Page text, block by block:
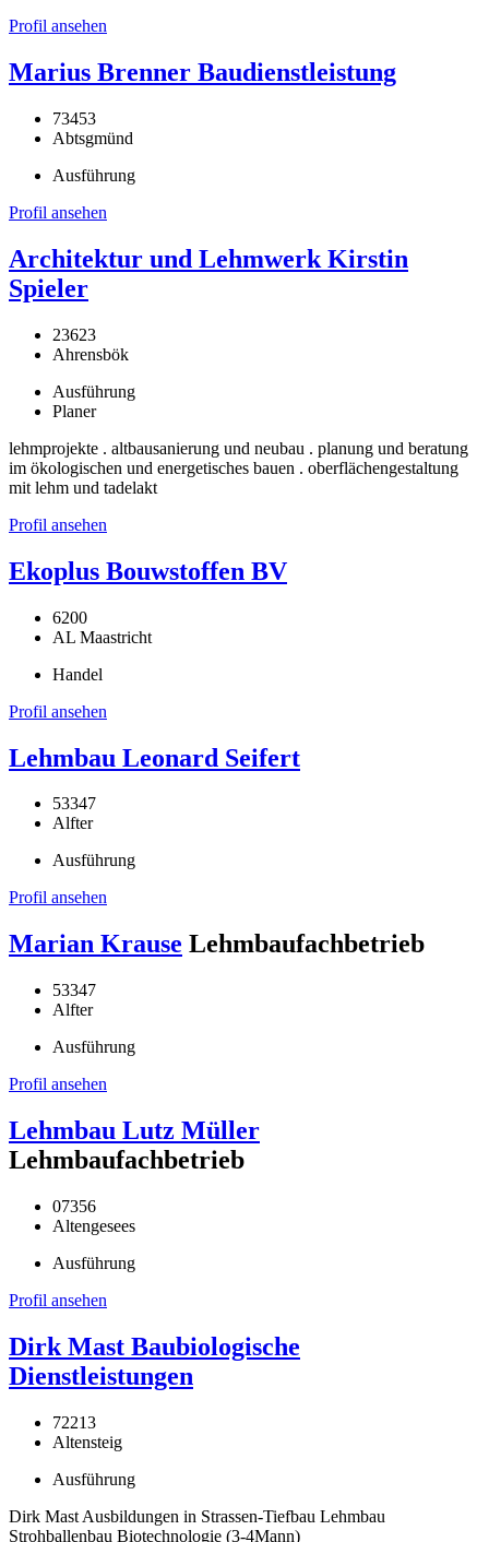
Profil ansehen
Marius Brenner Baudienstleistung
73453
Abtsgmünd
Ausführung
Profil ansehen
Architektur und Lehmwerk Kirstin
Spieler
23623
Ahrensbök
Ausführung
Planer
lehmprojekte . altbausanierung und neubau . planung und beratung
im ökologischen und energetisches bauen . oberflächengestaltung
mit lehm und tadelakt
Profil ansehen
Ekoplus Bouwstoffen BV
6200
AL Maastricht
Handel
Profil ansehen
Lehmbau Leonard Seifert
53347
Alfter
Ausführung
Profil ansehen
Marian Krause Lehmbaufachbetrieb
53347
Alfter
Ausführung
Profil ansehen
Lehmbau Lutz Müller
Lehmbaufachbetrieb
07356
Altengesees
Ausführung
Profil ansehen
Dirk Mast Baubiologische
Dienstleistungen
72213
Altensteig
Ausführung
Dirk Mast Ausbildungen in Strassen-Tiefbau Lehmbau
Strohballenbau Biotechnologie (3-4Mann)